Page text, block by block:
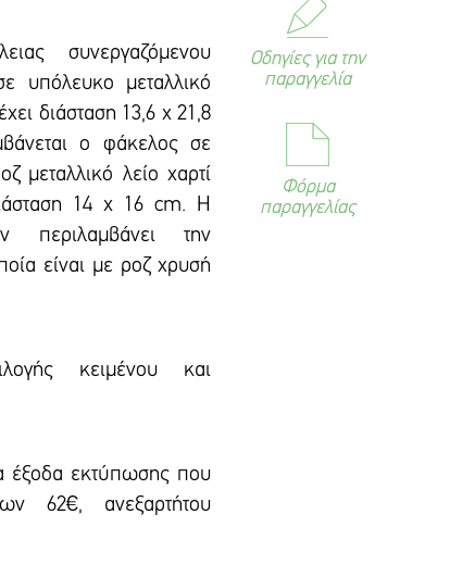
συνεργαζόμενου
υπόλευκο μεταλλικό
διάσταση 13,6 x 21,8
ο φάκελος σε
μεταλλικό λείο χαρτί
14 x 16 cm. Η
περιλαμβάνει την
είναι με ροζ χρυσή
κειμένου και
έξοδα εκτύπωσης που
62€, ανεξαρτήτου
Οδηγίες για την
παραγγελία
Φόρμα
παραγγελίας